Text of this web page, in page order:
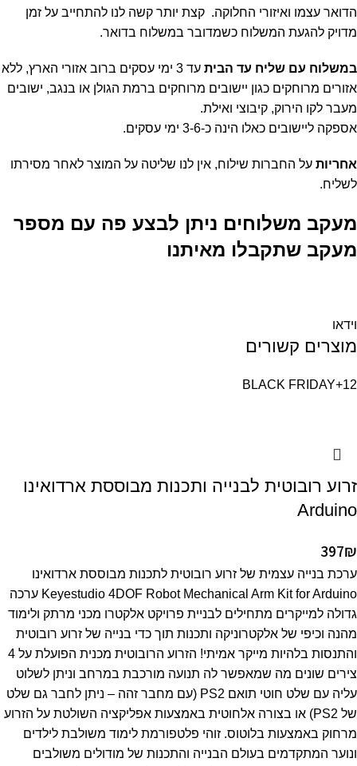
הדואר עצמו ואיזורי החלוקה. קצת יותר קשה לנו להתחייב על זמן
מדויק להגעת המשלוח כשמדובר במשלוח בדואר.
במשלוח עם שליח עד הבית
עד 3 ימי עסקים ברוב אזורי הארץ, ללא
אזורים מרוחקים כגון יישובים מרוחקים ברמת הגולן או בנגב, ישובים
מעבר לקו הירוק, קיבוצי ואילת.
אספקה ליישובים כאלו הינה כ-3-6 ימי עסקים.
אחריות על החברות שילוח, אין לנו שליטה על המוצר לאחר מסירתו
לשליח.
מעקב משלוחים ניתן לבצע פה עם מספר
מעקב שתקבלו מאיתנו
וידאו
מוצרים קשורים
BLACK FRIDAY+12
זרוע רובוטית לבנייה ותכנות מבוססת ארדואינו
Arduino
397₪
ערכת בנייה עצמית של זרוע רובוטית לתכנות מבוססת ארדואינו
Keyestudio 4DOF Robot Mechanical Arm Kit for Arduino ערכה
גדולה למייקרים מתחילים לבניית פרויקט אלקטרו מכני מרתק ולימוד
מהנה וכיפי של אלקטרוניקה ותכנות תוך כדי בנייה של זרוע רובוטית
והתנסות בלהיות מייקר אמיתי! הזרוע הרובוטית מכנית הפועלת על 4
צירים שונים מה שמאפשר לה תנועה מורכבת במרחב וניתן לשלוט
עליה עם שלט חוטי תואם PS2 (עם מחבר זהה – ניתן לחבר גם שלט
של PS2) או בצורה אלחוטית באמצעות אפליקציה השולטת על הזרוע
מרחוק באמצעות בלוטוס. זוהי פלטפורמת לימוד משולבת לילדים
ונוער המתקדמים בעולם הבנייה והתכנות של מודולים משולבים